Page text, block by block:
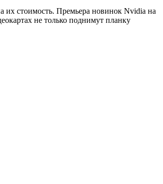
их стоимость. Премьера новинок Nvidia на
не только поднимут планку